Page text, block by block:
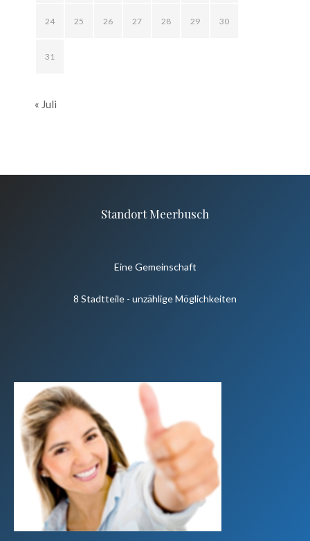
24 25 26 27 28 29 30
31
« Juli
Standort Meerbusch
Eine Gemeinschaft
8 Stadtteile - unzählige Möglichkeiten